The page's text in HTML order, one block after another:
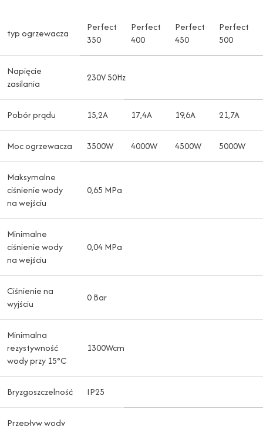
typ ogrzewacza
Perfect
350
Perfect
400
Perfect
450
Perfect
500
Napięcie
zasilania
230V 50Hz
Pobór prądu 15,2A 17,4A 19,6A 21,7A
Moc ogrzewacza 3500W 4000W 4500W 5000W
Maksymalne
ciśnienie wody
na wejściu
0,65 MPa
Minimalne
ciśnienie wody
na wejściu
0,04 MPa
Ciśnienie na
wyjściu
0 Bar
Minimalna
rezystywność
wody przy 15°C
1300Wcm
Bryzgoszczelność IP25
Przepływ wody